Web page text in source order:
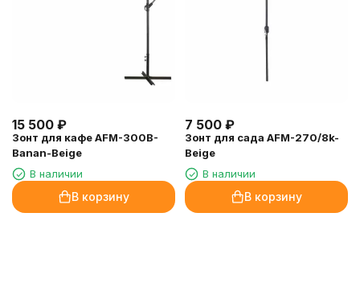
15 500 ₽
Зонт для кафе AFM-300B-
Banan-Beige
В наличии
В корзину
7 500 ₽
Зонт для сада AFM-270/8k-
Beige
В наличии
В корзину